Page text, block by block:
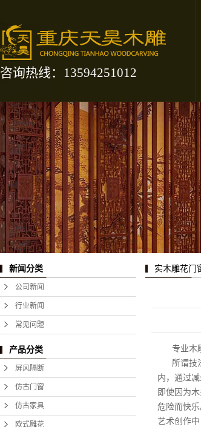
咨询热线：13594251012
新闻分类
公司新闻
行业新闻
常见问题
产品分类
屏风隔断
仿古门窗
仿古家具
欧式雕花
实木雕花门
专业木
所谓技
内，通过
即使因为
危险而快
艺术创作